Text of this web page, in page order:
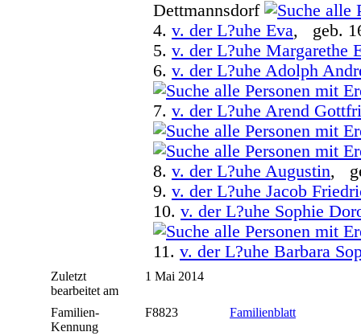
Dettmannsdorf
4. v. der L?uhe Eva, geb.
5. v. der L?uhe Margarethe
6. v. der L?uhe Adolph
7. v. der L?uhe Arend
8. v. der L?uhe Augustin,
9. v. der L?uhe Jacob
10. v. der L?uhe Sophie
11. v. der L?uhe Barbara
Zuletzt
bearbeitet am
1 Mai 2014
Familien-
Kennung
F8823 Familienblatt